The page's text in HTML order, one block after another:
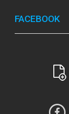
FACEBOOK